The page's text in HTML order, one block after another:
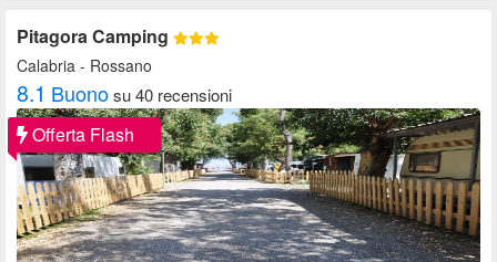
Pitagora Camping
Calabria - Rossano
8.1 Buonosu 40 recensioni
Offerta Flash